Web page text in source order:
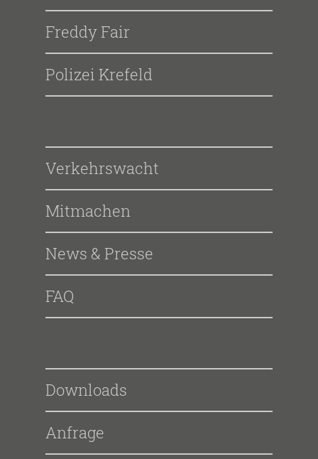
Freddy Fair
Polizei Krefeld
Verkehrswacht
Mitmachen
News & Presse
FAQ
Downloads
Anfrage